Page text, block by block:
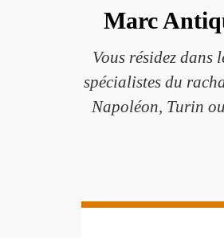
Marc
Vous résidez dans
spécialistes du
Napoléon, Turin